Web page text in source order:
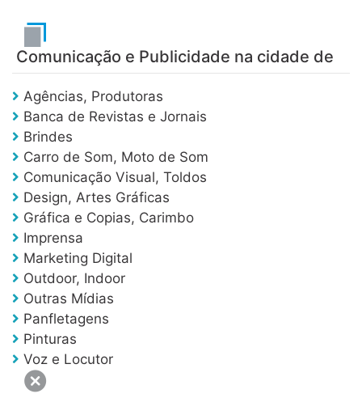
CADASTRE SEU NEGÓCIO
FRANQUIA
A Empresa
Entre em contato
Promoções
Comunicação e Publicidade na cidade de
Agências, Produtoras
Banca de Revistas e Jornais
Brindes
Carro de Som, Moto de Som
Comunicação Visual, Toldos
Design, Artes Gráficas
Gráfica e Copias, Carimbo
Imprensa
Marketing Digital
Outdoor, Indoor
Outras Mídias
Panfletagens
Pinturas
Voz e Locutor